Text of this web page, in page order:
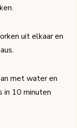
uit elkaar en
met water en
in 10 minuten